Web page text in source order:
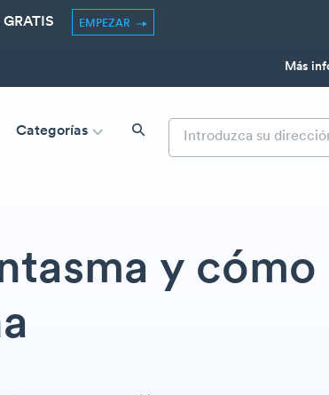
EMPEZAR
Más
Categorías
y cómo